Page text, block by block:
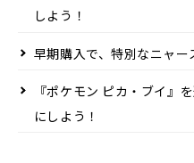
しよう！
早期購入で、特別なニャー
『ポケモン ピカ・ブイ』
にしよう！